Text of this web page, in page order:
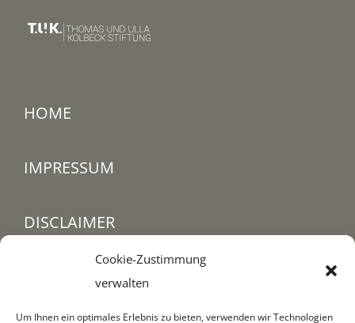
Cookie-Zustimmung
verwalten
Um Ihnen ein optimales Erlebnis zu bieten, verwenden wir Technologien
HOME
IMPRESSUM
DISCLAIMER